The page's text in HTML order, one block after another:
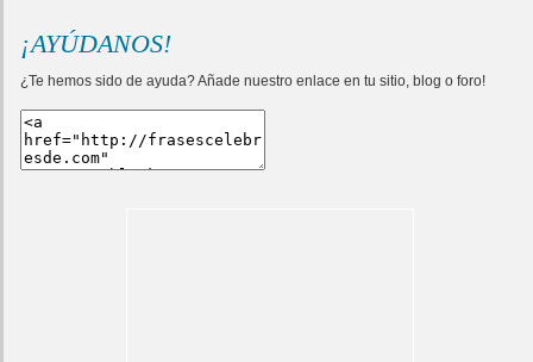
¡AYÚDANOS!
¿Te hemos sido de ayuda? Añade nuestro enlace en tu sitio, blog o foro!